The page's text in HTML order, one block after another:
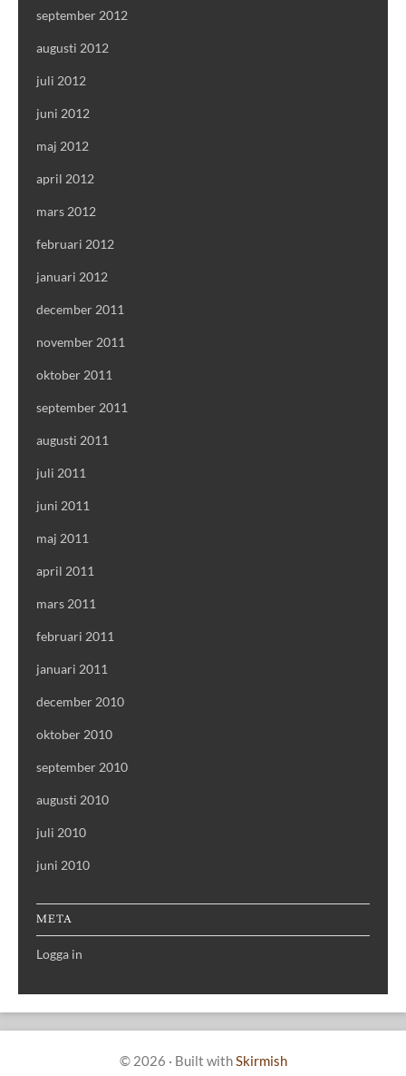
september 2012
augusti 2012
juli 2012
juni 2012
maj 2012
april 2012
mars 2012
februari 2012
januari 2012
december 2011
november 2011
oktober 2011
september 2011
augusti 2011
juli 2011
juni 2011
maj 2011
april 2011
mars 2011
februari 2011
januari 2011
december 2010
oktober 2010
september 2010
augusti 2010
juli 2010
juni 2010
META
Logga in
© 2026 · Built with Skirmish